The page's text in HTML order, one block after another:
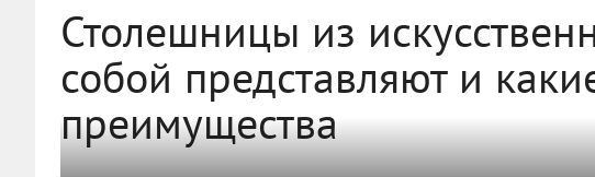
Столешницы из
собой представляют и
преимущества